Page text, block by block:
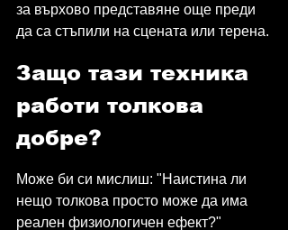
за върхово представяне още преди
да са стъпили на сцената или терена.
Защо тази техника
работи толкова
добре?
Може би си мислиш: "Наистина ли
нещо толкова просто може да има
реален физиологичен ефект?"